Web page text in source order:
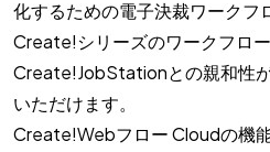
化するための電子決裁ワークフ
Create!シリーズのワークフロー
Create!JobStationとの親和性
いただけます。
Create!Webフロー Cloudの機能